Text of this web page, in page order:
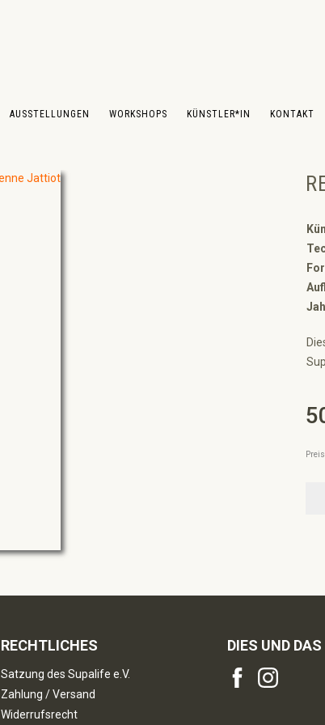
AUSSTELLUNGEN WORKSHOPS KÜNSTLER*IN KONTAKT
RECHTLICHES
Satzung des Supalife e.V.
Zahlung / Versand
Widerrufsrecht
DIES UND DAS